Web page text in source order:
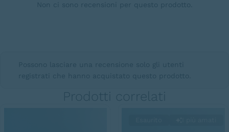
Non ci sono recensioni per questo prodotto.
Prodotti correlati